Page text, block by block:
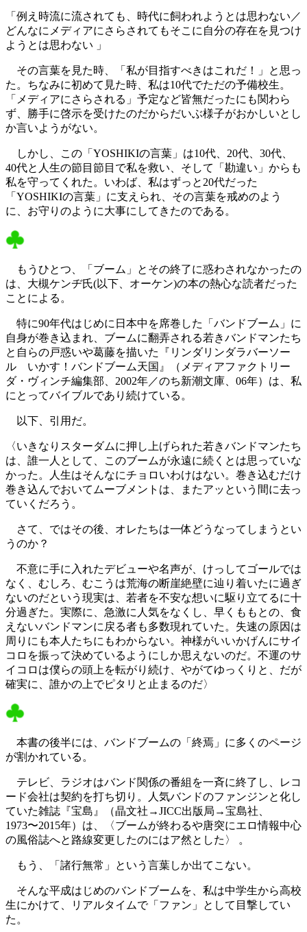
「例え時流に流されても、時代に飼われようとは思わない／
どんなにメディアにさらされてもそこに自分の存在を見つけ
ようとは思わない 」
その言葉を見た時、「私が目指すべきはこれだ！」と思っ
た。ちなみに初めて見た時、私は10代でただの予備校生。
「メディアにさらされる」予定など皆無だったにも関わら
ず、勝手に啓示を受けたのだからだいぶ様子がおかしいとし
か言いようがない。
しかし、この「YOSHIKIの言葉」は10代、20代、30代、
40代と人生の節目節目で私を救い、そして「勘違い」からも
私を守ってくれた。いわば、私はずっと20代だった
「YOSHIKIの言葉」に支えられ、その言葉を戒めのよう
に、お守りのように大事にしてきたのである。
もうひとつ、「ブーム」とその終了に惑わされなかったの
は、大槻ケンヂ氏(以下、オーケン)の本の熱心な読者だった
ことによる。
特に90年代はじめに日本中を席巻した「バンドブーム」に
自身が巻き込まれ、ブームに翻弄される若きバンドマンたち
と自らの戸惑いや葛藤を描いた『リンダリンダラバーソー
ル いかす！バンドブーム天国』（メディアファクトリー
ダ・ヴィンチ編集部、2002年／のち新潮文庫、06年）は、私
にとってバイブルであり続けている。
以下、引用だ。
〈いきなりスターダムに押し上げられた若きバンドマンたち
は、誰一人として、このブームが永遠に続くとは思っていな
かった。人生はそんなにチョロいわけはない。巻き込むだけ
巻き込んでおいてムーブメントは、またアッという間に去っ
ていくだろう。
さて、ではその後、オレたちは一体どうなってしまうとい
うのか？
不意に手に入れたデビューや名声が、けっしてゴールでは
なく、むしろ、むこうは荒海の断崖絶壁に辿り着いたに過ぎ
ないのだという現実は、若者を不安な想いに駆り立てるに十
分過ぎた。実際に、急激に人気をなくし、早くももとの、食
えないバンドマンに戻る者も多数現れていた。失速の原因は
周りにも本人たちにもわからない。神様がいいかげんにサイ
コロを振って決めているようにしか思えないのだ。不運のサ
イコロは僕らの頭上を転がり続け、やがてゆっくりと、だが
確実に、誰かの上でピタリと止まるのだ〉
本書の後半には、バンドブームの「終焉」に多くのページ
が割かれている。
テレビ、ラジオはバンド関係の番組を一斉に終了し、レコ
ード会社は契約を打ち切り。人気バンドのファンジンと化し
ていた雑誌『宝島』（晶文社→JICC出版局→宝島社、
1973〜2015年）は、〈ブームが終わるや唐突にエロ情報中心
の風俗誌へと路線変更したのにはア然とした〉 。
もう、「諸行無常」という言葉しか出てこない。
そんな平成はじめのバンドブームを、私は中学生から高校
生にかけて、リアルタイムで「ファン」として目撃してい
た。